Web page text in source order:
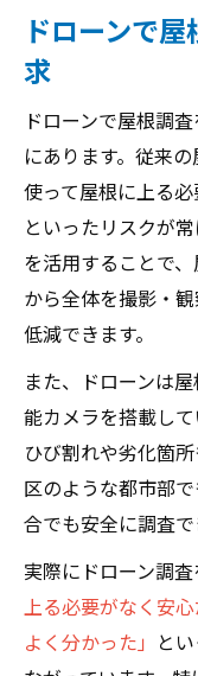
ドローン
ドローン
屋根点検
都市部で
安全運用
法令違反
屋根塗装とド
ドローン
屋根塗装
調査結果
ドローン
屋根塗装
監修者：鈴
江東区で
ームをご
ドローンで
求
ドローンで屋根調
にあります。従来
使って屋根に上る
といったリスクが
を活用することで
から全体を撮影・
低減できます。
また、ドローンは
能カメラを搭載し
ひび割れや劣化箇
区のような都市部
合でも安全に調査で
実際にドローン調
上る必要がなく安
よく分かった」 と